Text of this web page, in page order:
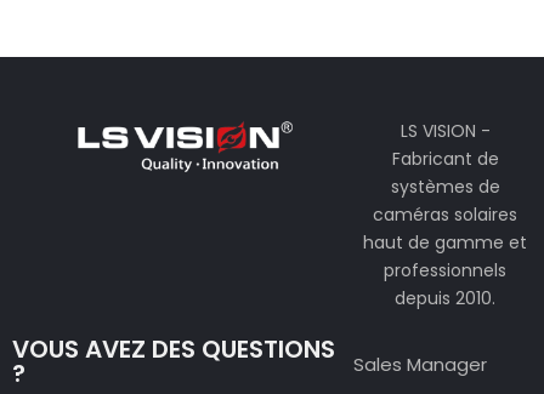
LS VISION -
Fabricant de
systèmes de
caméras solaires
haut de gamme et
professionnels
depuis 2010.
VOUS AVEZ DES QUESTIONS
?
Sales Manager